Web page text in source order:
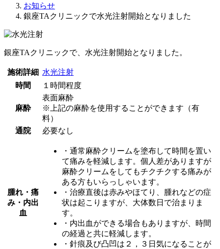
お知らせ
銀座TAクリニックで水光注射開始となりました
銀座TAクリニックで、水光注射開始となりました。
施術詳細 水光注射
時間
１時間程度
麻酔
表面麻酔
※上記の麻酔を使用することができます（有
料）
通院
必要なし
腫れ・痛
み・内出
血
・通常麻酔クリームを塗布して時間を置い
て痛みを軽減します。個人差がありますが
麻酔クリームをしてもチクチクする痛みが
ある方もいらっしゃいます。
・治療直後は赤みやほてり、腫れなどの症
状は起こりますが、大体数日で治まりま
す。
・内出血ができる場合もありますが、時間
の経過と共に軽減します。
・針痕及び凸凹は２，３日気になることが